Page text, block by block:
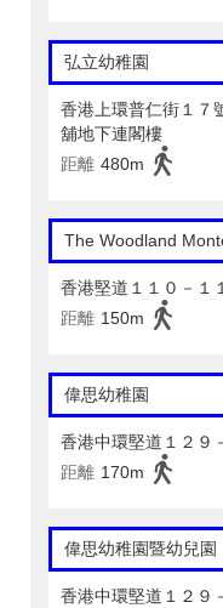
弘立幼稚園
香港上環普仁街１７
舖地下連閣樓
距離 480m
The Woodland
香港堅道１１０－１
距離 150m
偉思幼稚園
香港中環堅道１２９
距離 170m
偉思幼稚園暨幼兒園
香港中環堅道１２９